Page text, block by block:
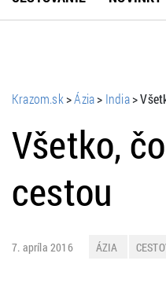
Krazom.sk>Ázia> India>
Všetko,
cestou
7. apríla 2016 ÁZIA